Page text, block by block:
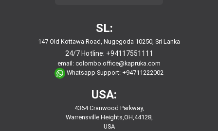
SL:
147 Old Kottawa Road, Nugegoda 10250, Sri Lanka
24/7 Hotline: +94117551111
email: colombo.office@kapruka.com
Whatsapp Support: +94711222002
USA:
4364 Cranwood Parkway,
Warrensville Heights,OH,44128,
USA